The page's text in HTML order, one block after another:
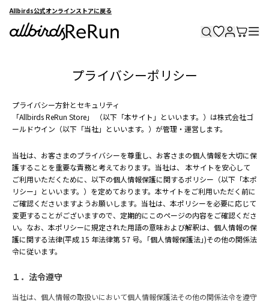
Allbirds公式オンラインストアに戻る
プライバシーポリシー
プライバシー⽅針とセキュリティ
「Allbirds ReRun Store」 （以下「本サイト」といいます。）は株式会社ゴ
ールドウイン（以下「当社」といいます。）が管理・運営します。
当社は、お客さまのプライバシーを尊重し、お客さまの個⼈情報を⼤切に保
護することを重要な責務と考えております。当社は、 本サイトを安⼼して
ご利⽤いただくために、以下の個⼈情報保護に関するポリシー（以下「本ポ
リシー」といいます。）を定めております。本サイトをご利⽤いただく前に
ご確認くださいますようお願いします。当社は、本ポリシーを必要に応じて
変更することがございますので、定期的にこのページの内容をご確認くださ
い。なお、本ポリシーに規定された⽤語の意味および解釈は、個⼈情報の保
護に関する法律(平成 15 年法律第 57 号。｢個⼈情報保護法｣)その他の関係法
令に従います。
１．法令遵守
当社は、個⼈情報の取扱いにおいて個⼈情報保護法その他の関係法令を遵守